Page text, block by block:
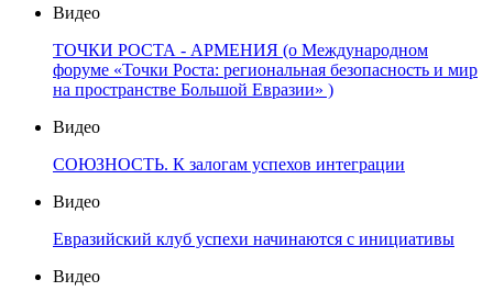
Видео
ТОЧКИ РОСТА - АРМЕНИЯ (о Международном
форуме «Точки Роста: региональная безопасность и мир
на пространстве Большой Евразии» )
Видео
СОЮЗНОСТЬ. К залогам успехов интеграции
Видео
Евразийский клуб успехи начинаются с инициативы
Видео